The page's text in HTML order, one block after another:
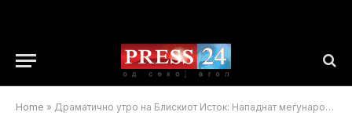
Home » Драматично утро на Блискиот Исток: Нападнат меѓународниот аеродром во Кувајт, прекинати се сите летови